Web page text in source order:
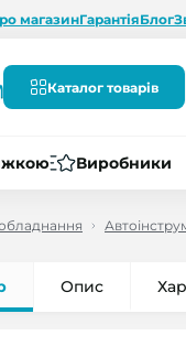
магазинГарантіяБлог
Каталог товарів
Виробники
Опис